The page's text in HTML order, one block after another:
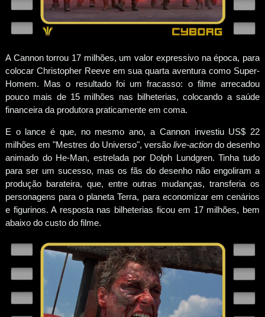
A Cannon torrou 17 milhões, um valor expressivo na época, para
colocar Christopher Reeve em sua quarta aventura como Super-
Homem. Mas o resultado foi um fracasso: o filme arrecadou
pouco mais de 15 milhões nas bilheterias, colocando a saúde
financeira da produtora praticamente em coma.
E o lance é que, no mesmo ano, a Cannon investiu US$ 22
milhões em "Mestres do Universo", versãolive-actiondo desenho
animado do He-Man, estrelada por Dolph Lundgren. Tinha tudo
para ser um sucesso, mas os fãs do desenho não engoliram a
produção barateira, que, entre outras mudanças, transferia os
personagens para o planeta Terra, para economizar em cenários
e figurinos. A resposta nas bilheterias ficou em 17 milhões, bem
abaixo do custo do filme.